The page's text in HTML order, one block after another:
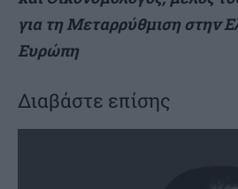
για τη Μεταρρύθμιση στην
Ευρώπη
Διαβάστε επίσης